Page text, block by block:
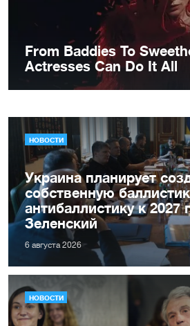
НОВОСТИ
Украина планирует
собственную
антибаллистику к 2027
Зеленский
6 августа 2026
НОВОСТИ